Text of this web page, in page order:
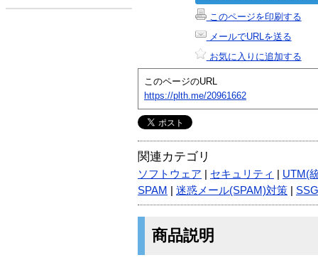
このページを印刷する
メールでURLを送る
お気に入りに追加する
このページのURL
https://plth.me/20961662
関連カテゴリ
ソフトウェア セキュリティ
UTM(
SPAM
迷惑メール(SPAM)対策 SSG
商品説明